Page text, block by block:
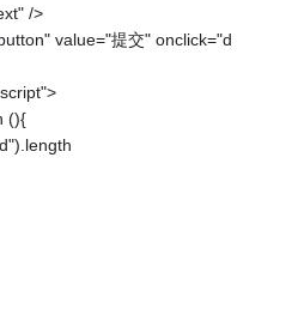
/>
value="提交" onclick="d
(){